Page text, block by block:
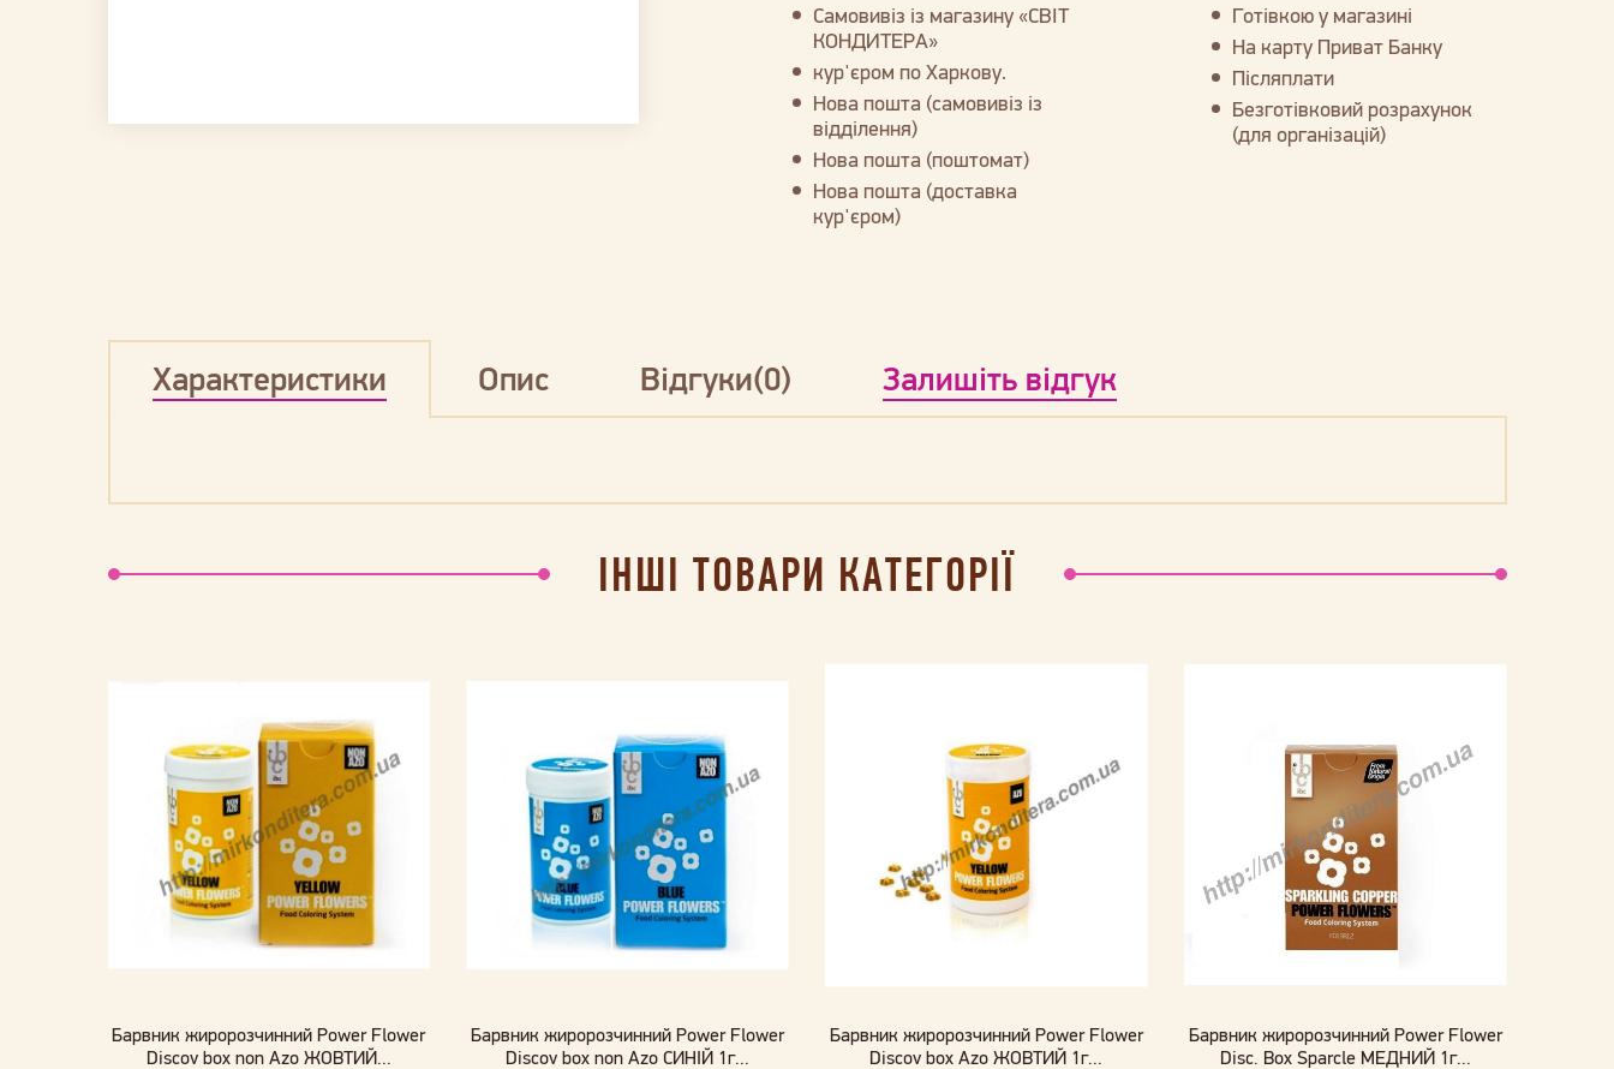
Самовивіз із магазину «СВІТ
КОНДИТЕРА»
кур'єром по Харкову.
Нова пошта (самовивіз із
відділення)
Нова пошта (поштомат)
Нова пошта (доставка
кур'єром)
Готівкою у магазині
На карту Приват Банку
Післяплати
Безготівковий розрахунок
(для організацій)
Характеристики Опис Відгуки(0) Залишіть відгук
ІНШІ ТОВАРИ КАТЕГОРІЇ
Барвник жиророзчинний Power Flower
Discov box non Azo ЖОВТИЙ...
Барвник жиророзчинний Power Flower
Discov box non Azo СИНІЙ 1г...
Барвник жиророзчинний Power Flower
Discov box Azo ЖОВТИЙ 1г...
Барвник жиророзчинний Power Flower
Disc. Box Sparcle МЕДНИЙ 1г...